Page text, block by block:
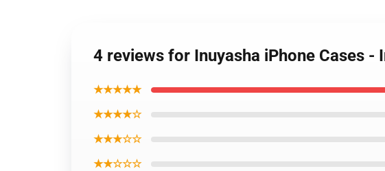
4 reviews for Inuyasha iPhone Cases
★★★★★
★★★★☆
★★★☆☆
★★☆☆☆